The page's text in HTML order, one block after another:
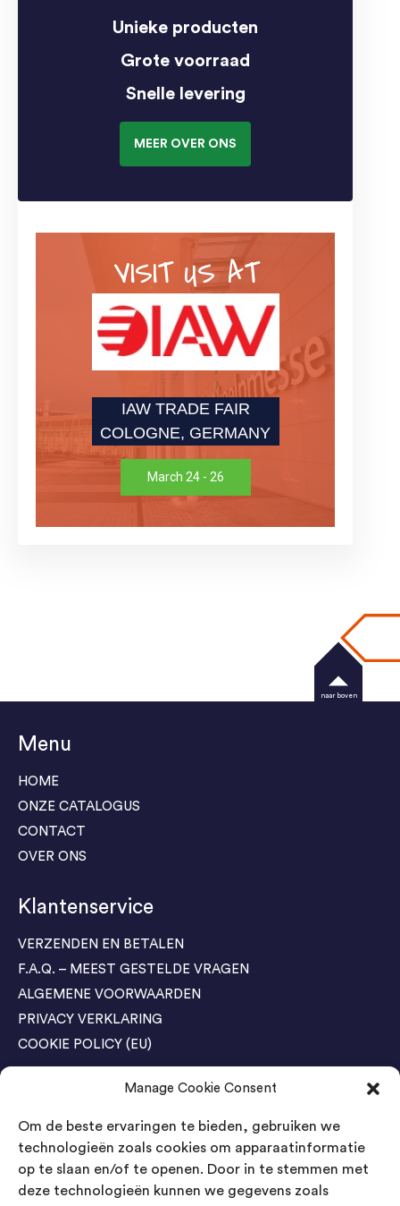
Manage Cookie Consent
Om de beste ervaringen te bieden, gebruiken we
technologieën zoals cookies om apparaatinformatie
op te slaan en/of te openen. Door in te stemmen met
deze technologieën kunnen we gegevens zoals
Unieke producten
Grote voorraad
Snelle levering
MEER OVER ONS
VISIT US AT
IAW TRADE FAIR
COLOGNE, GERMANY
March 24 - 26
Menu
HOME
ONZE CATALOGUS
CONTACT
OVER ONS
Klantenservice
VERZENDEN EN BETALEN
F.A.Q. – MEEST GESTELDE VRAGEN
ALGEMENE VOORWAARDEN
PRIVACY VERKLARING
COOKIE POLICY (EU)
Agenda Trade Shows
04-05 November / SVG FAIR Winterswijk
Bestel GRATIS kaarten
Bestel GRATIS kaarten
naar boven